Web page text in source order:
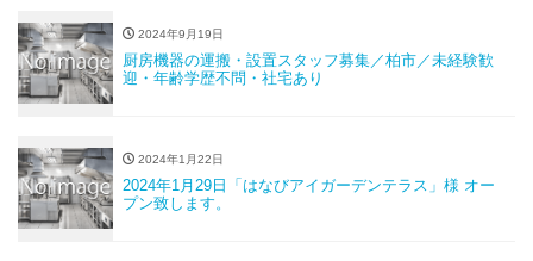
2024年9月19日
厨房機器の運搬・設置スタッフ募集／柏市／未経験歓
迎・年齢学歴不問・社宅あり
2024年1月22日
2024年1月29日「はなびアイガーデンテラス」様 オー
プン致します。